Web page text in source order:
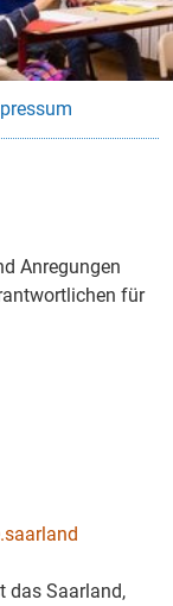
Anregungen
für
das Saarland,